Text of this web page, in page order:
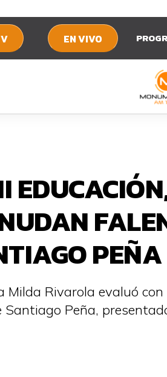
EN VIVO
PEÑA
Rivarola evaluó con
Peña,